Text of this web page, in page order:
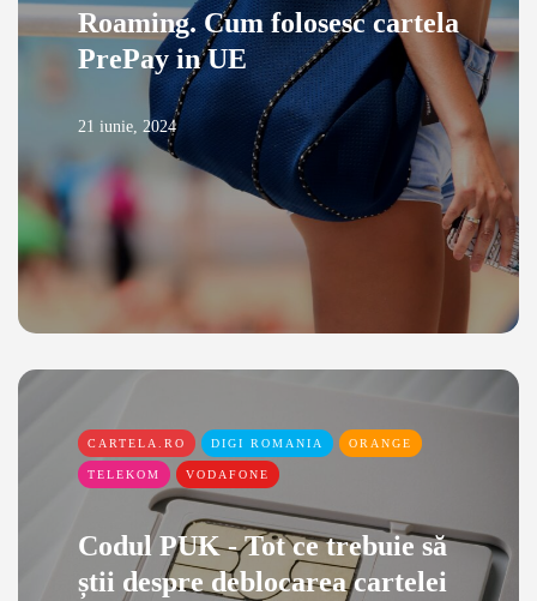
Roaming. Cum folosesc cartela
PrePay in UE
21 iunie, 2024
CARTELA.RO DIGI ROMANIA ORANGE
TELEKOM VODAFONE
Codul PUK - Tot ce trebuie să
știi despre deblocarea cartelei